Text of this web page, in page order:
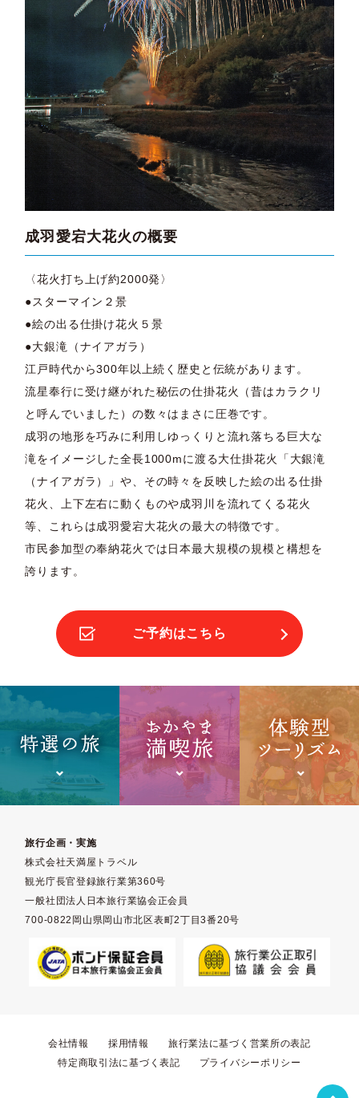
成羽愛宕大花火の概要
〈花火打ち上げ約2000発〉
●スターマイン２景
●絵の出る仕掛け花火５景
●大銀滝（ナイアガラ）
江戸時代から300年以上続く歴史と伝統があります。
流星奉行に受け継がれた秘伝の仕掛花火（昔はカラクリ
と呼んでいました）の数々はまさに圧巻です。
成羽の地形を巧みに利用しゆっくりと流れ落ちる巨大な
滝をイメージした全長1000mに渡る大仕掛花火「大銀滝
（ナイアガラ）」や、その時々を反映した絵の出る仕掛
花火、上下左右に動くものや成羽川を流れてくる花火
等、これらは成羽愛宕大花火の最大の特徴です。
市民参加型の奉納花火では日本最大規模の規模と構想を
誇ります。
ご予約はこちら
旅行企画・実施
株式会社天満屋トラベル
観光庁長官登録旅行業第360号
一般社団法人日本旅行業協会正会員
700-0822岡山県岡山市北区表町2丁目3番20号
会社情報 採用情報
旅行業法に基づく営業所の表記
特定商取引法に基づく表記
プライバシーポリシー